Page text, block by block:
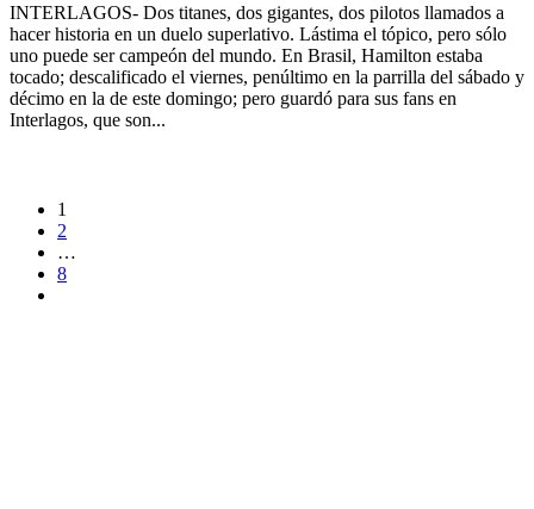
INTERLAGOS- Dos titanes, dos gigantes, dos pilotos llamados a
hacer historia en un duelo superlativo. Lástima el tópico, pero sólo
uno puede ser campeón del mundo. En Brasil, Hamilton estaba
tocado; descalificado el viernes, penúltimo en la parrilla del sábado y
décimo en la de este domingo; pero guardó para sus fans en
Interlagos, que son...
1
2
…
8